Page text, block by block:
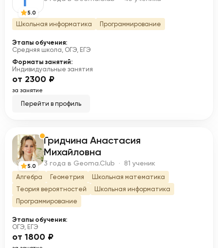
5.0
Школьная информатика Программирование
Этапы обучения:
Средняя школа, ОГЭ, ЕГЭ
Форматы занятий:
Индивидуальные занятия
от 2300 ₽
за занятие
Перейти в профиль
Г
5.0
Гридчина Анастасия
Михайловна
3 года в Geoma.Club · 81 ученик
Алгебра Геометрия
Школьная математика
Теория вероятностей
Школьная информатика
Программирование
Этапы обучения:
ОГЭ, ЕГЭ
от 1800 ₽